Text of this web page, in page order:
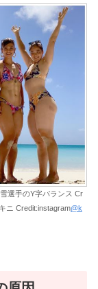
選手のY字バランス Cr
ニ Credit:instagram@k